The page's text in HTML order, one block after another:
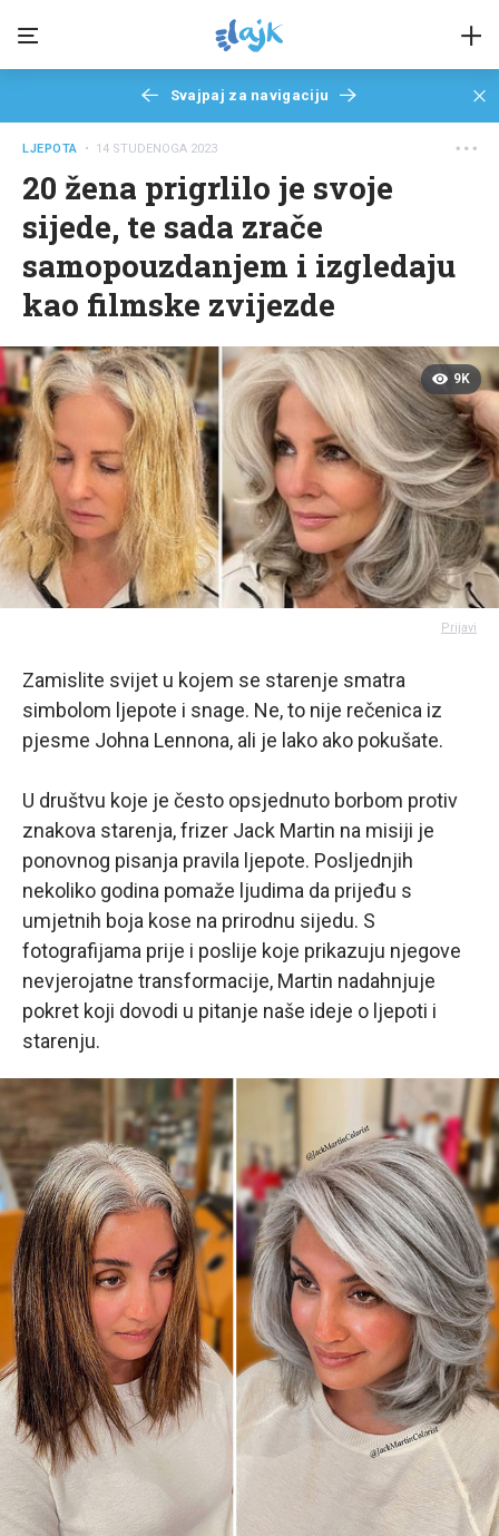
Svajpaj za navigaciju
LJEPOTA • 14 STUDENOGA 2023
20 žena prigrlilo je svoje
sijede, te sada zrače
samopouzdanjem i izgledaju
kao filmske zvijezde
9K
Prijavi
Zamislite svijet u kojem se starenje smatra
simbolom ljepote i snage. Ne, to nije rečenica iz
pjesme Johna Lennona, ali je lako ako pokušate.
U društvu koje je često opsjednuto borbom protiv
znakova starenja, frizer Jack Martin na misiji je
ponovnog pisanja pravila ljepote. Posljednjih
nekoliko godina pomaže ljudima da prijeđu s
umjetnih boja kose na prirodnu sijedu. S
fotografijama prije i poslije koje prikazuju njegove
nevjerojatne transformacije, Martin nadahnjuje
pokret koji dovodi u pitanje naše ideje o ljepoti i
starenju.